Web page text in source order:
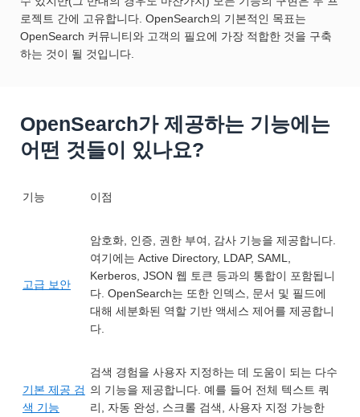
로젝트 간에 고유합니다. OpenSearch의 기본적인 목표는
OpenSearch 커뮤니티와 고객의 필요에 가장 적합한 것을 구축
하는 것이 될 것입니다.
OpenSearch가 제공하는 기능에는
어떤 것들이 있나요?
기능 이점
고급 보안
암호화, 인증, 권한 부여, 감사 기능을 제공합니다.
여기에는 Active Directory, LDAP, SAML,
Kerberos, JSON 웹 토큰 등과의 통합이 포함됩니
다. OpenSearch는 또한 인덱스, 문서 및 필드에
대해 세분화된 역할 기반 액세스 제어를 제공합니
다.
기본 제공 검
색 기능
검색 경험을 사용자 지정하는 데 도움이 되는 다수
의 기능을 제공합니다. 예를 들어 전체 텍스트 쿼
리, 자동 완성, 스크롤 검색, 사용자 지정 가능한